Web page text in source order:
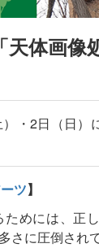
体画像
・2日（日
ツ】
めには、正
さに圧倒され